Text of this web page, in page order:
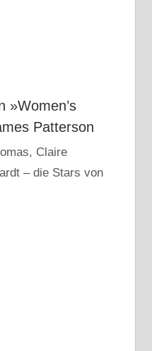
»Women’s
Patterson
Claire
– die Stars von